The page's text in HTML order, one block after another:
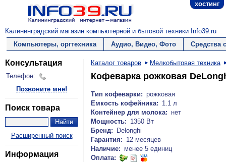
хостинг
Калининградский магазин компьютерной и бытовой техники Info39.ru
Компьютеры, оргтехника
Аудио, Видео, Фото Средства
Консультация
Телефон:
Позвоните мне!
Поиск товара
Расширенный поиск
Информация
Каталог товаров Мелкобытовая техника
Кофеварка рожковая
Тип кофеварки: рожковая
Емкость кофейника: 1.1 л
Контейнер для молока: нет
Мощность: 1350 Вт
Бренд:
Delonghi
Гарантия: 12 месяцев
Наличие: менее 5 единиц
Оплата: